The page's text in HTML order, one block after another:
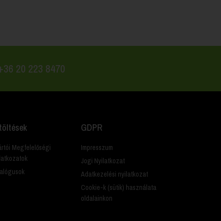
20 223 8470
Megfelelőségi
GDPR
Impresszum
Jogi Nyilatkozat
Adatkezelési nyilatkozat
Cookie-k (sütik) használata
oldalainkon